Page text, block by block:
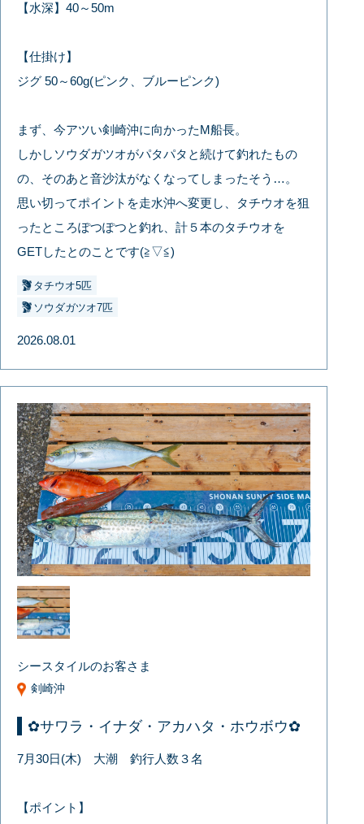
【水深】40～50m
【仕掛け】
ジグ 50～60g(ピンク、ブルーピンク)
まず、今アツい剣崎沖に向かったM船長。
しかしソウダガツオがパタパタと続けて釣れたもの
の、そのあと音沙汰がなくなってしまったそう…。
思い切ってポイントを走水沖へ変更し、タチウオを狙
ったところぽつぽつと釣れ、計５本のタチウオを
GETしたとのことです(≧▽≦)
タチウオ5匹
ソウダガツオ7匹
2026.08.01
シースタイルのお客さま
剣崎沖
✿サワラ・イナダ・アカハタ・ホウボウ✿
7月30日(木) 大潮 釣行人数３名
【ポイント】